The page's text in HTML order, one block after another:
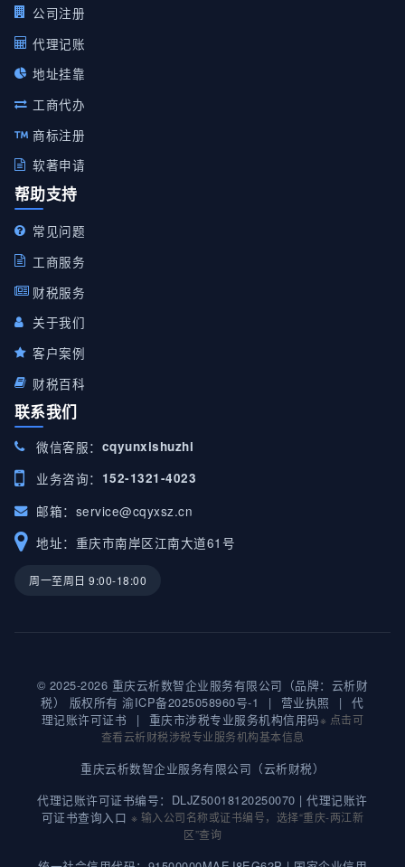
公司注册
代理记账
地址挂靠
工商代办
商标注册
软著申请
帮助支持
常见问题
工商服务
财税服务
关于我们
客户案例
财税百科
联系我们
微信客服： cqyunxishuzhi
业务咨询： 152-1321-4023
邮箱： service@cqyxsz.cn
地址：重庆市南岸区江南大道61号
周一至周日 9:00-18:00
© 2025-2026 重庆云析数智企业服务有限公司（品牌：云析财
税） 版权所有渝ICP备2025058960号-1 | 营业执照 |
代
理记账许可证书
| 重庆市涉税专业服务机构信用码※ 点击可
查看云析财税涉税专业服务机构基本信息
重庆云析数智企业服务有限公司（云析财税）
代理记账许可证书编号：DLJZ50018120250070 |代理记账许
可证书查询入口 ※ 输入公司名称或证书编号，选择“重庆-两江新
区”查询